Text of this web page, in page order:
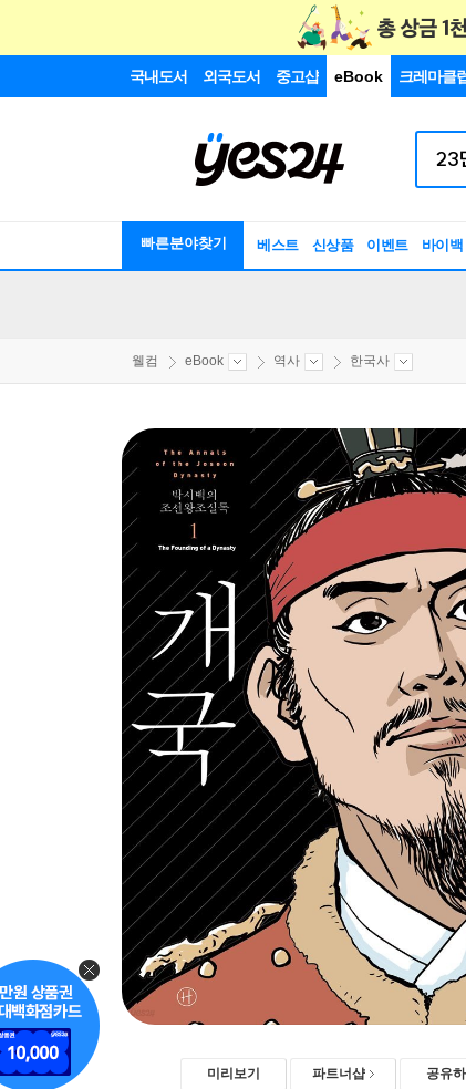
국내도서 외국도서 중고샵 eBook 크레마클
빠른분야찾기 베스트 신상품 이벤트 바이백
웰컴 eBook 역사 한국사
미리보기 파트너샵 공유하